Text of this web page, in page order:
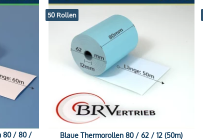
80 / 80 /
50 Rollen
Blaue Thermorollen 80 / 62 / 12 (50m)